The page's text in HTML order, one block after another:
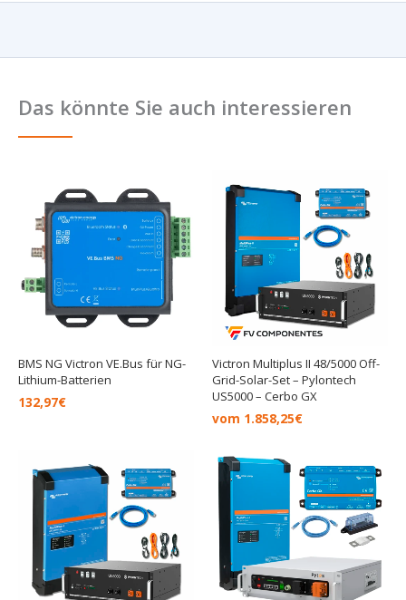
Das könnte Sie auch interessieren
BMS NG Victron VE.Bus für NG-
Lithium-Batterien
132,97€
Victron Multiplus II 48/5000 Off-
Grid-Solar-Set – Pylontech
US5000 – Cerbo GX
vom 1.858,25€